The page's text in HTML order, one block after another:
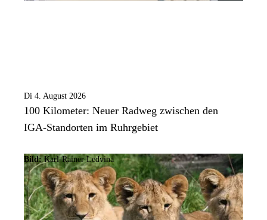
Di 4. August 2026
100 Kilometer: Neuer Radweg zwischen den
IGA-Standorten im Ruhrgebiet
Bild: Karl-Rainer Ledvina